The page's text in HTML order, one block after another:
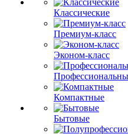
Классические
Премиум-класс
Эконом-класс
Компактные
Бытовые